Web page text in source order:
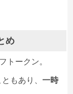
め
トークン。
もあり、一時